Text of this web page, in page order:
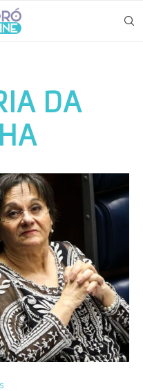
DA